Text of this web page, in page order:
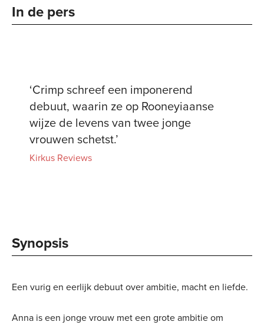
In de pers
‘Crimp schreef een imponerend
debuut, waarin ze op Rooneyiaanse
wijze de levens van twee jonge
vrouwen schetst.’
Kirkus Reviews
Synopsis
Een vurig en eerlijk debuut over ambitie, macht en liefde.
Anna is een jonge vrouw met een grote ambitie om